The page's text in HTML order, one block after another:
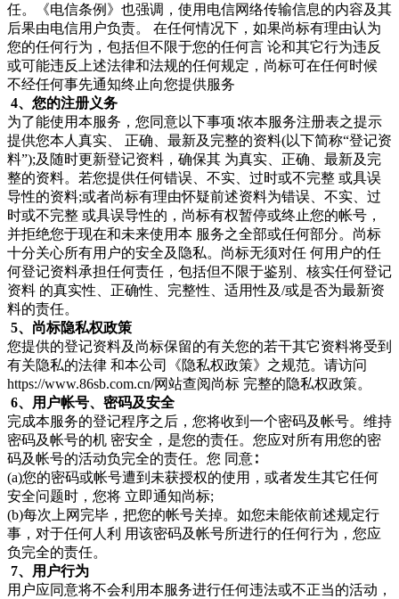
任。《电信条例》也强调，使用电信网络传输信息的内容及其
后果由电信用户负责。 在任何情况下，如果尚标有理由认为
您的任何行为，包括但不限于您的任何言 论和其它行为违反
或可能违反上述法律和法规的任何规定，尚标可在任何时候
不经任何事先通知终止向您提供服务
4、您的注册义务
为了能使用本服务，您同意以下事项∶依本服务注册表之提示
提供您本人真实、 正确、最新及完整的资料(以下简称“登记资
料”);及随时更新登记资料，确保其 为真实、正确、最新及完
整的资料。若您提供任何错误、不实、过时或不完整 或具误
导性的资料;或者尚标有理由怀疑前述资料为错误、不实、过
时或不完整 或具误导性的，尚标有权暂停或终止您的帐号，
并拒绝您于现在和未来使用本 服务之全部或任何部分。尚标
十分关心所有用户的安全及隐私。尚标无须对任 何用户的任
何登记资料承担任何责任，包括但不限于鉴别、核实任何登记
资料 的真实性、正确性、完整性、适用性及/或是否为最新资
料的责任。
5、尚标隐私权政策
您提供的登记资料及尚标保留的有关您的若干其它资料将受到
有关隐私的法律 和本公司《隐私权政策》之规范。请访问
https://www.86sb.com.cn/网站查阅尚标 完整的隐私权政策。
6、用户帐号、密码及安全
完成本服务的登记程序之后，您将收到一个密码及帐号。维持
密码及帐号的机 密安全，是您的责任。您应对所有用您的密
码及帐号的活动负完全的责任。您 同意∶
(a)您的密码或帐号遭到未获授权的使用，或者发生其它任何
安全问题时，您将 立即通知尚标;
(b)每次上网完毕，把您的帐号关掉。如您未能依前述规定行
事，对于任何人利 用该密码及帐号所进行的任何行为，您应
负完全的责任。
7、用户行为
用户应同意将不会利用本服务进行任何违法或不正当的活动，